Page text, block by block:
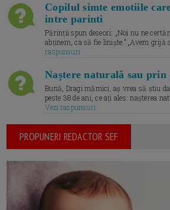
Copilul simte emotiile
intre parinti
Părinții spun deseori: „Noi nu ne
abținem, ca să fie liniște.” „Avem grijă
raspunsuri
Naștere naturală sau prin
Bună, Dragi mămici, aș vrea să știu
peste 38 de ani, ce ați ales: nașterea
Vezi raspunsuri
PROPUNERI REDACTOR SEF